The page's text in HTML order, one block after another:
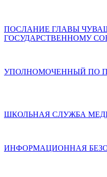
ПОСЛАНИЕ ГЛАВЫ
ГОСУДАРСТВЕННОМУ
УПОЛНОМОЧЕННЫЙ ПО
ШКОЛЬНАЯ СЛУЖБА
ИНФОРМАЦИОННАЯ